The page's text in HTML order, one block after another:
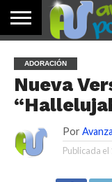
PALABRA
DE HOY
DEVOCIONALES
NOTICIAS
TESTIMONIOS
ORACIONES
SOBRE
NOSOTROS
IMÁGENES
ADORACIÓN
Nueva
Por
Publicada el